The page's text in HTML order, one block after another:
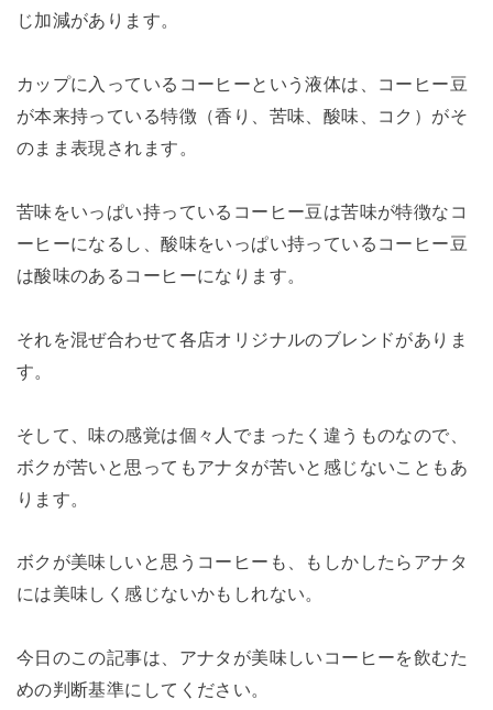
じ加減があります。
カップに入っているコーヒーという液体は、コーヒー豆
が本来持っている特徴（香り、苦味、酸味、コク）がそ
のまま表現されます。
苦味をいっぱい持っているコーヒー豆は苦味が特徴なコ
ーヒーになるし、酸味をいっぱい持っているコーヒー豆
は酸味のあるコーヒーになります。
それを混ぜ合わせて各店オリジナルのブレンドがありま
す。
そして、味の感覚は個々人でまったく違うものなので、
ボクが苦いと思ってもアナタが苦いと感じないこともあ
ります。
ボクが美味しいと思うコーヒーも、もしかしたらアナタ
には美味しく感じないかもしれない。
今日のこの記事は、アナタが美味しいコーヒーを飲むた
めの判断基準にしてください。